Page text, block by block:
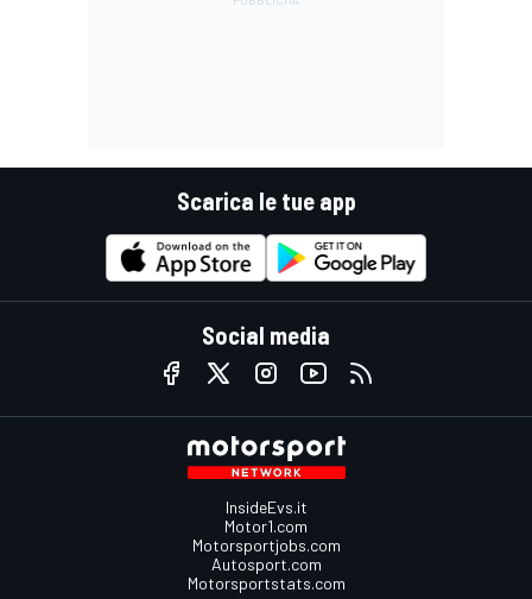
Scarica le tue app
Social media
InsideEvs.it
Motor1.com
Motorsportjobs.com
Autosport.com
Motorsportstats.com